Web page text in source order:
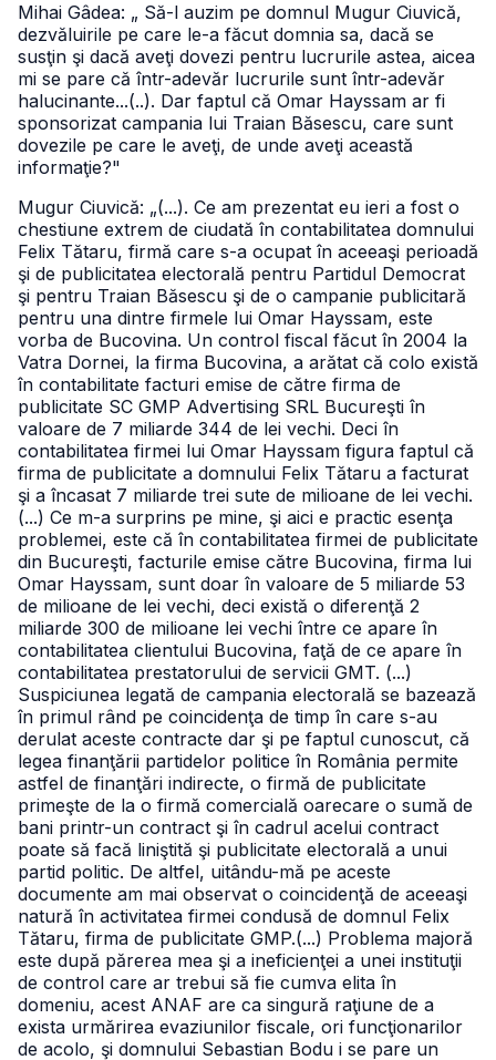
Mihai Gâdea: „ Să-l auzim pe domnul Mugur Ciuvică,
dezvăluirile pe care le-a făcut domnia sa, dacă se
susţin şi dacă aveţi dovezi pentru lucrurile astea, aicea
mi se pare că într-adevăr lucrurile sunt într-adevăr
halucinante...(..). Dar faptul că Omar Hayssam ar fi
sponsorizat campania lui Traian Băsescu, care sunt
dovezile pe care le aveţi, de unde aveţi această
informaţie?"
Mugur Ciuvică: „(...). Ce am prezentat eu ieri a fost o
chestiune extrem de ciudată în contabilitatea domnului
Felix Tătaru, firmă care s-a ocupat în aceeaşi perioadă
şi de publicitatea electorală pentru Partidul Democrat
şi pentru Traian Băsescu şi de o campanie publicitară
pentru una dintre firmele lui Omar Hayssam, este
vorba de Bucovina. Un control fiscal făcut în 2004 la
Vatra Dornei, la firma Bucovina, a arătat că colo există
în contabilitate facturi emise de către firma de
publicitate SC GMP Advertising SRL Bucureşti în
valoare de 7 miliarde 344 de lei vechi. Deci în
contabilitatea firmei lui Omar Hayssam figura faptul că
firma de publicitate a domnului Felix Tătaru a facturat
şi a încasat 7 miliarde trei sute de milioane de lei vechi.
(...) Ce m-a surprins pe mine, şi aici e practic esenţa
problemei, este că în contabilitatea firmei de publicitate
din Bucureşti, facturile emise către Bucovina, firma lui
Omar Hayssam, sunt doar în valoare de 5 miliarde 53
de milioane de lei vechi, deci există o diferenţă 2
miliarde 300 de milioane lei vechi între ce apare în
contabilitatea clientului Bucovina, faţă de ce apare în
contabilitatea prestatorului de servicii GMT. (...)
Suspiciunea legată de campania electorală se bazează
în primul rând pe coincidenţa de timp în care s-au
derulat aceste contracte dar şi pe faptul cunoscut, că
legea finanţării partidelor politice în România permite
astfel de finanţări indirecte, o firmă de publicitate
primeşte de la o firmă comercială oarecare o sumă de
bani printr-un contract şi în cadrul acelui contract
poate să facă liniştită şi publicitate electorală a unui
partid politic. De altfel, uitându-mă pe aceste
documente am mai observat o coincidenţă de aceeaşi
natură în activitatea firmei condusă de domnul Felix
Tătaru, firma de publicitate GMP.(...) Problema majoră
este după părerea mea şi a ineficienţei a unei instituţii
de control care ar trebui să fie cumva elita în
domeniu, acest ANAF are ca singură raţiune de a
exista urmărirea evaziunilor fiscale, ori funcţionarilor
de acolo, şi domnului Sebastian Bodu i se pare un